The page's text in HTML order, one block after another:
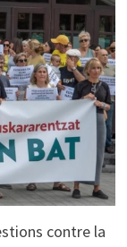
contre la